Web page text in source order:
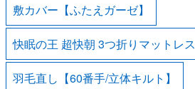
敷カバー【ふたえガーゼ】
快眠の王 超快朝 3つ折りマットレス
羽毛直し【60番手/立体キルト】